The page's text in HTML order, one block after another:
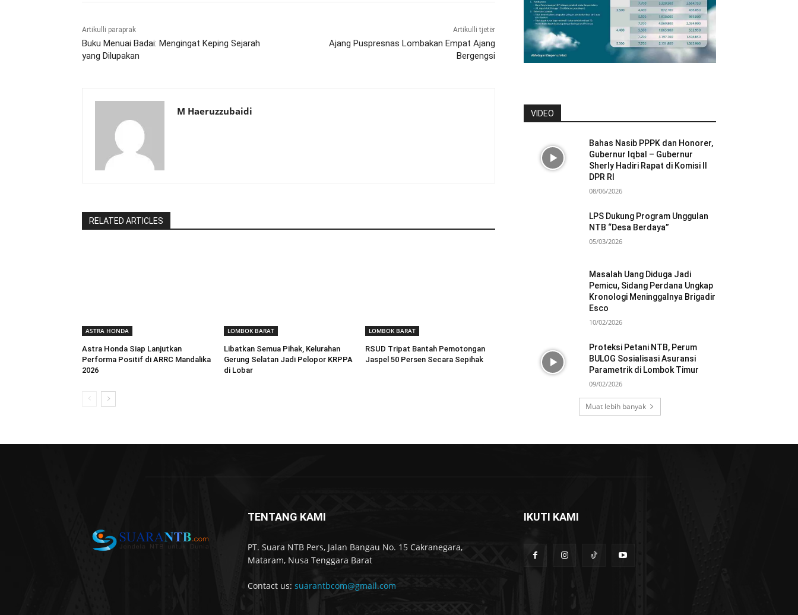
Artikulli paraprak
Buku Menuai Badai: Mengingat Keping Sejarah
yang Dilupakan
Artikulli tjetër
Ajang Puspresnas Lombakan Empat Ajang
Bergengsi
M Haeruzzubaidi
RELATED ARTICLES
ASTRA HONDA
Astra Honda Siap Lanjutkan
Performa Positif di ARRC Mandalika
2026
LOMBOK BARAT
Libatkan Semua Pihak, Kelurahan
Gerung Selatan Jadi Pelopor KRPPA
di Lobar
LOMBOK BARAT
RSUD Tripat Bantah Pemotongan
Jaspel 50 Persen Secara Sepihak
VIDEO
Bahas Nasib PPPK dan Honorer,
Gubernur Iqbal – Gubernur
Sherly Hadiri Rapat di Komisi II
DPR RI
08/06/2026
LPS Dukung Program Unggulan
NTB “Desa Berdaya”
05/03/2026
Masalah Uang Diduga Jadi
Pemicu, Sidang Perdana Ungkap
Kronologi Meninggalnya Brigadir
Esco
10/02/2026
Proteksi Petani NTB, Perum
BULOG Sosialisasi Asuransi
Parametrik di Lombok Timur
09/02/2026
Muat lebih banyak
TENTANG KAMI
PT. Suara NTB Pers, Jalan Bangau No. 15 Cakranegara,
Mataram, Nusa Tenggara Barat
Contact us: suarantbcom@gmail.com
IKUTI KAMI